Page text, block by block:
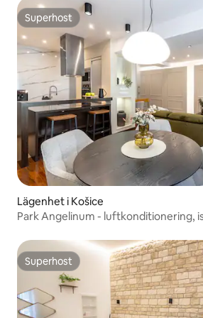
Superhost
Superhost
Lägenhet i Košice
Park Angelinum - luftkonditionering,
Superhost
Superhost